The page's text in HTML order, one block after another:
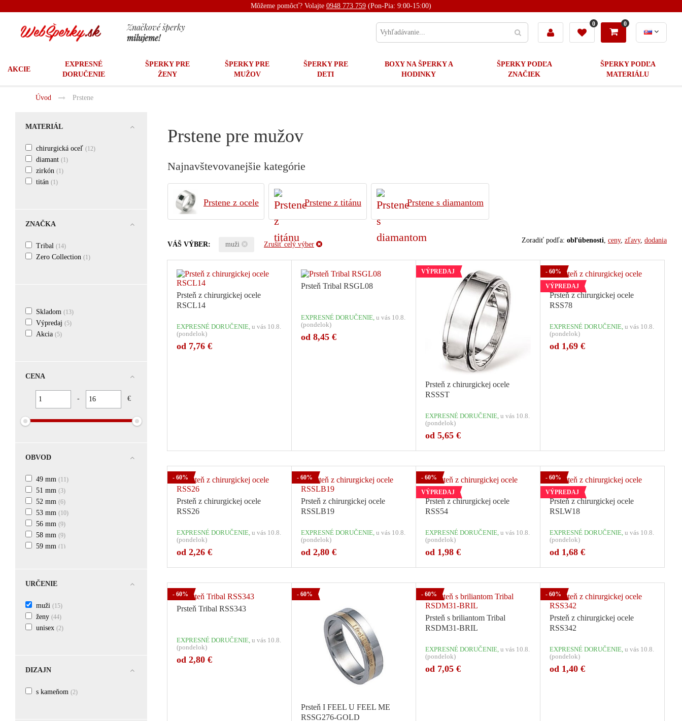
Môžeme pomôcť? Volajte 0948 773 759 (Pon-Pia: 9:00-15:00)
Značkové šperky
milujeme!
0 0
AKCIE
EXPRESNÉ
DORUČENIE
ŠPERKY PRE
ŽENY
ŠPERKY PRE
MUŽOV
ŠPERKY PRE
DETI
BOXY NA ŠPERKY A
HODINKY
ŠPERKY PODĽA
ZNAČIEK
ŠPERKY PODĽA
MATERIÁLU
Úvod Prstene
MATERIÁL
chirurgická oceľ (12)
diamant (1)
zirkón (1)
titán (1)
ZNAČKA
Tribal (14)
Zero Collection (1)
Skladom (13)
Výpredaj (5)
Akcia (5)
CENA
- €
OBVOD
49 mm (11)
51 mm (3)
52 mm (6)
53 mm (10)
56 mm (9)
58 mm (9)
59 mm (1)
65 mm
70 mm(8)
URČENIE
muži (15)
ženy (44)
unisex (2)
DIZAJN
s kameňom (2)
Prstene pre mužov
Najnavštevovanejšie kategórie
Prstene z ocele Prstene z titánu Prstene s diamantom
VÁŠ VÝBER: muži Zrušiť celý výber
Zoradiť podľa: obľúbenosti ceny, zľavy, dodania
Prsteň z chirurgickej ocele
RSCL14
EXPRESNÉ DORUČENIE, u vás 10.8.
(pondelok)
od 7,76 €
Prsteň Tribal RSGL08
EXPRESNÉ DORUČENIE, u vás 10.8.
(pondelok)
od 8,45 €
VÝPREDAJ
Prsteň z chirurgickej ocele
RSSST
EXPRESNÉ DORUČENIE, u vás 10.8.
(pondelok)
od 5,65 €Počet variant: 1
- 60%
VÝPREDAJ
Prsteň z chirurgickej ocele
RSS78
EXPRESNÉ DORUČENIE, u vás 10.8.
(pondelok)
od 1,69 €
- 60%
Prsteň z chirurgickej ocele
RSS26
EXPRESNÉ DORUČENIE, u vás 10.8.
(pondelok)
od 2,26 €Počet variant: 1
- 60%
Prsteň z chirurgickej ocele
RSSLB19
EXPRESNÉ DORUČENIE, u vás 10.8.
(pondelok)
od 2,80 €Počet variant: 4
- 60%
VÝPREDAJ
Prsteň z chirurgickej ocele
RSS54
EXPRESNÉ DORUČENIE, u vás 10.8.
(pondelok)
od 1,98 €Počet variant: 1
- 60%
VÝPREDAJ
Prsteň z chirurgickej ocele
RSLW18
EXPRESNÉ DORUČENIE, u vás 10.8.
(pondelok)
od 1,68 €Počet variant: 1
- 60%
Prsteň Tribal RSS343
EXPRESNÉ DORUČENIE, u vás 10.8.
(pondelok)
od 2,80 €
- 60%
Prsteň I FEEL U FEEL ME
RSSG276-GOLD
- 60%
Prsteň s briliantom Tribal
RSDM31-BRIL
EXPRESNÉ DORUČENIE, u vás 10.8.
(pondelok)
od 7,05 €
- 60%
Prsteň z chirurgickej ocele
RSS342
EXPRESNÉ DORUČENIE, u vás 10.8.
(pondelok)
od 1,40 €